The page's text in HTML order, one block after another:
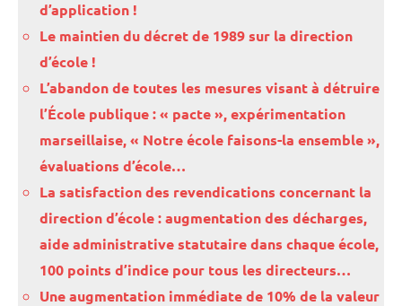
d’application !
Le maintien du décret de 1989 sur la direction
d’école !
L’abandon de toutes les mesures visant à détruire
l’École publique : « pacte », expérimentation
marseillaise, « Notre école faisons-la ensemble »,
évaluations d’école…
La satisfaction des revendications concernant la
direction d’école : augmentation des décharges,
aide administrative statutaire dans chaque école,
100 points d’indice pour tous les directeurs…
Une augmentation immédiate de 10% de la valeur